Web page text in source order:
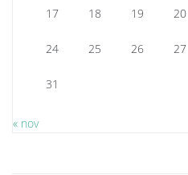
17 18 19 20
24 25 26 27
31
« nov